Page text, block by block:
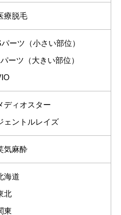
療脱毛
パーツ（小さい部位）
パーツ（大きい部位）
ディオスター
ェントルレイズ
気麻酔
海道
北
東